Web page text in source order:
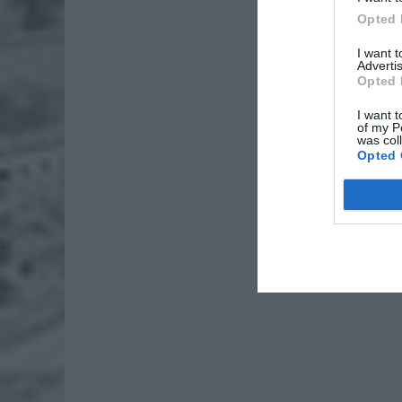
Opted
I want
Opted
I want
of my
was
Opted
8
7